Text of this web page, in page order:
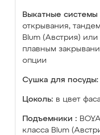
Выкатные системы
открывания,
Blum (Австрия)
плавным
опции
Сушка для посуды:
Цоколь: в цвет
Подъемники :
класса Blum